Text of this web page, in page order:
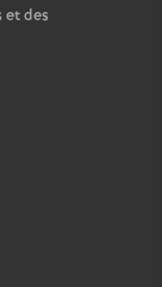
des